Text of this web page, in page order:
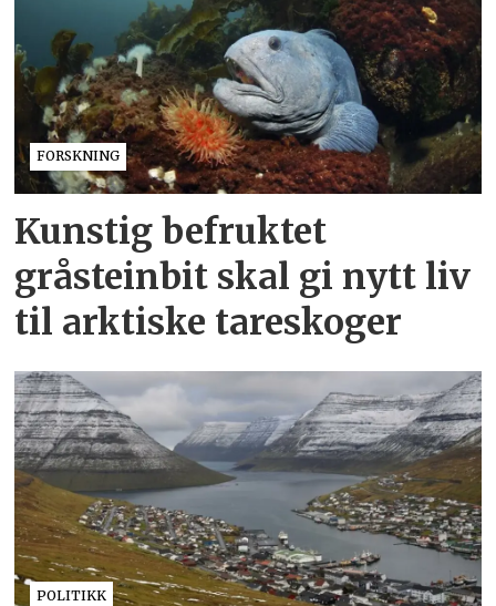
FORSKNING
Kunstig befruktet
gråsteinbit skal gi nytt liv
til arktiske tareskoger
POLITIKK